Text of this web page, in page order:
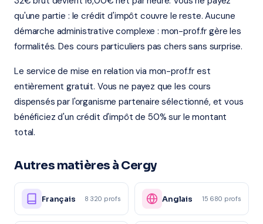
qu'une partie : le crédit d'impôt couvre le reste. Aucune
démarche administrative complexe : mon-prof.fr gère les
formalités. Des cours particuliers pas chers sans surprise.
Le service de mise en relation via mon-prof.fr est
entièrement gratuit. Vous ne payez que les cours
dispensés par l'organisme partenaire sélectionné, et vous
bénéficiez d'un crédit d'impôt de 50% sur le montant
total.
Autres matières à Cergy
Français 8 320 profs Anglais 15 680 profs